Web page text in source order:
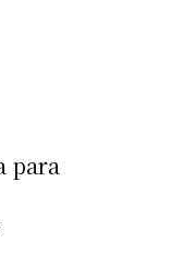
para